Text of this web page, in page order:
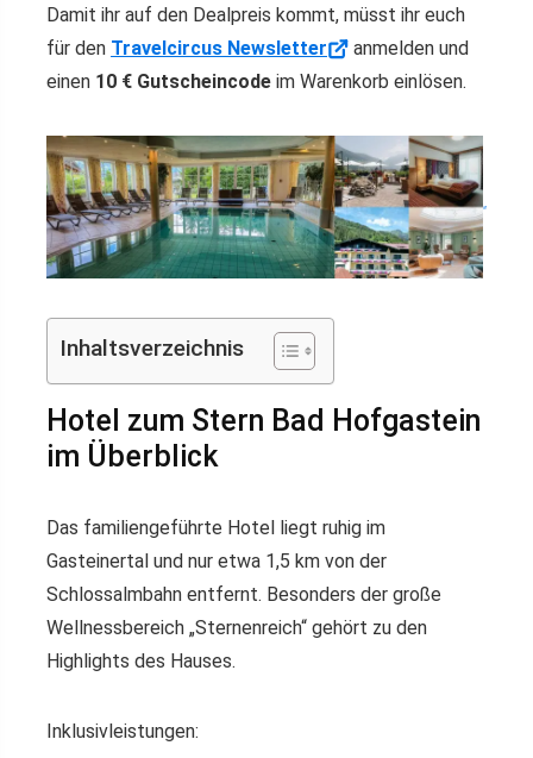
Damit ihr auf den Dealpreis kommt, müsst ihr euch
für den Travelcircus Newsletter
anmelden und
einen 10 € Gutscheincode im Warenkorb einlösen.
Inhaltsverzeichnis
Hotel zum Stern Bad Hofgastein
im Überblick
Das familiengeführte Hotel liegt ruhig im
Gasteinertal und nur etwa 1,5 km von der
Schlossalmbahn entfernt. Besonders der große
Wellnessbereich „Sternenreich“ gehört zu den
Highlights des Hauses.
Inklusivleistungen: